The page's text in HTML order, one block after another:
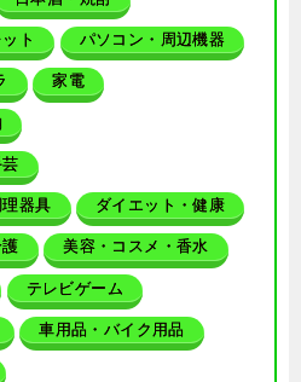
ト パソコン・周辺機器
家電
器具 ダイエット・健康
美容・コスメ・香水
テレビゲーム
車用品・バイク用品